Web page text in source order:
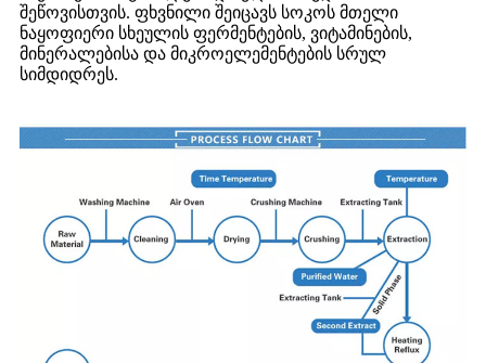
შეწოვისთვის. ფხვნილი შეიცავს სოკოს მთელი
ნაყოფიერი სხეულის ფერმენტების, ვიტამინების,
მინერალებისა და მიკროელემენტების სრულ
სიმდიდრეს.